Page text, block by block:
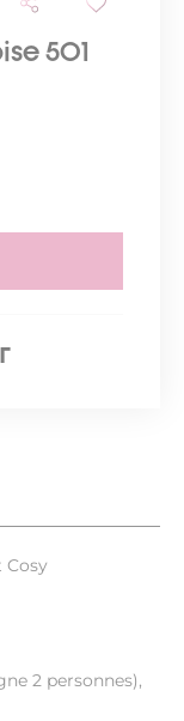
2 personnes),
501